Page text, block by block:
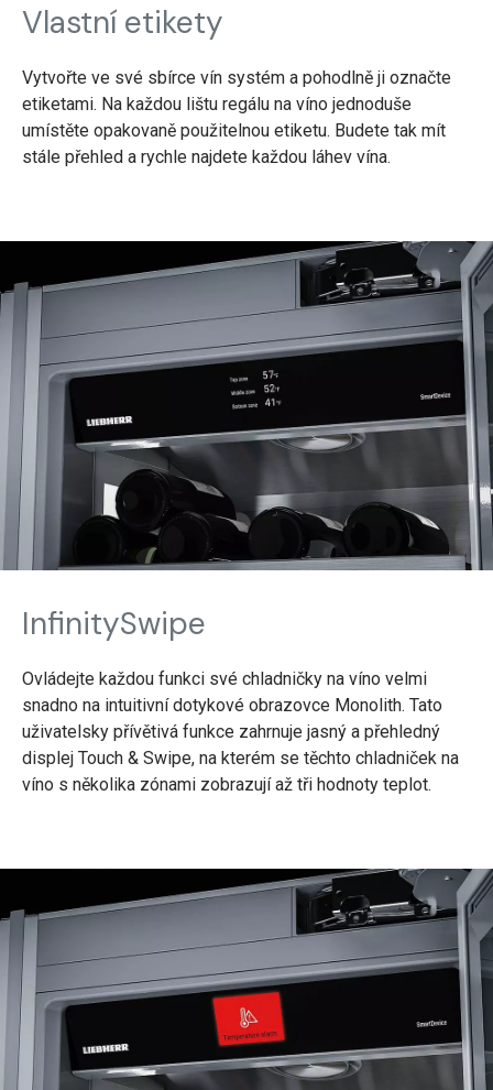
Vlastní etikety
Vytvořte ve své sbírce vín systém a pohodlně ji označte
etiketami. Na každou lištu regálu na víno jednoduše
umístěte opakovaně použitelnou etiketu. Budete tak mít
stále přehled a rychle najdete každou láhev vína.
InfinitySwipe
Ovládejte každou funkci své chladničky na víno velmi
snadno na intuitivní dotykové obrazovce Monolith. Tato
uživatelsky přívětivá funkce zahrnuje jasný a přehledný
displej Touch & Swipe, na kterém se těchto chladniček na
víno s několika zónami zobrazují až tři hodnoty teplot.